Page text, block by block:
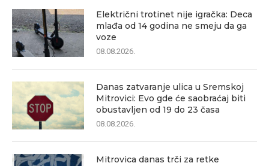
Električni trotinet nije igračka: Deca
mlađa od 14 godina ne smeju da ga
voze
08.08.2026.
Danas zatvaranje ulica u Sremskoj
Mitrovici: Evo gde će saobraćaj biti
obustavljen od 19 do 23 časa
08.08.2026.
Mitrovica danas trči za retke